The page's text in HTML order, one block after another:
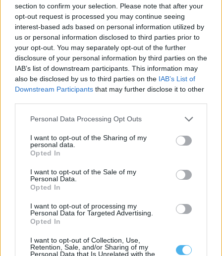
section to confirm your selection. Please note that after your
opt-out request is processed you may continue seeing
interest-based ads based on personal information utilized by
us or personal information disclosed to third parties prior to
your opt-out. You may separately opt-out of the further
disclosure of your personal information by third parties on the
IAB’s list of downstream participants. This information may
also be disclosed by us to third parties on the IAB’s List of
Downstream Participants that may further disclose it to other
Personal Data Processing Opt Outs
I want to opt-out of the Sharing of my
personal data.
Opted In
I want to opt-out of the Sale of my
Personal Data.
Opted In
I want to opt-out of processing my
Personal Data for Targeted Advertising.
Opted In
I want to opt-out of Collection, Use,
Retention, Sale, and/or Sharing of my
Personal Data that Is Unrelated with the
Competição de Dressage Regional decorre em Reguengos de
Monsaraz a 13 e 14 de agosto
O Centro Hípico Municipal de Reguengos de Monsaraz recebe,
nos dias 13 e 14...
8 Agosto, 2026 - 07:00
ferido grave
Um despiste de uma trotinete teve lugar ao começo da noite